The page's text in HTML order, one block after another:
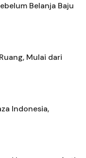
Belanja Baju
Mulai dari
Indonesia,